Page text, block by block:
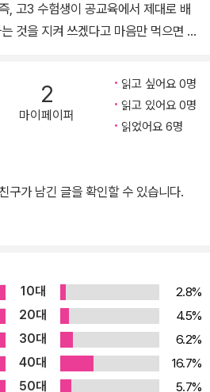
, 고3 수험생이 공교육에서 제대로 배
것을 지켜 쓰겠다고 마음만 먹으면 얼
판, <머리말>에서 정말 1주일이
렇습니다. 이 책은 일반적인 논술 지침
우 상세히 설정하고 있습니다. 따라서
까지 이 책에서 제시한 방식대로 따라
신감이 붙어 있는 자신을 발견하게 될
, 총4권 1세트로 구성되어 있기 때문
한 권씩 떼어 나간다면 총6일만에도
않을까요? 그렇지 않습니다. 이 책은
할 수 있도록 구성하였습니다. 물론 자
도교사가 있으면 좋겠지만, 이 책만으
할 수 있도록 하였습니다. 학생들이 쓴
부분을 설명하여, 많은 학생들이 비슷한
실히 알고 바로잡을 수 있도록 하였습니
2
마이페이퍼
읽고 싶어요 0명
읽고 있어요 0명
읽었어요 6명
구가 남긴 글을 확인할 수 있습니다.
10대
2.8%
20대
4.5%
30대
6.2%
40대
16.7%
50대 5.7%